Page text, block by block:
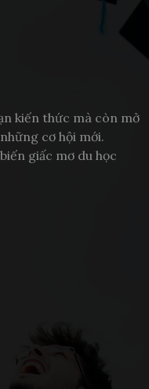
kiến thức mà còn mở
cơ hội mới.
giấc mơ du học